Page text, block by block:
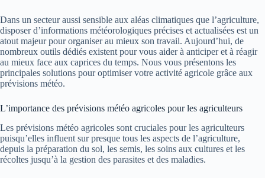
Dans un secteur aussi sensible aux aléas climatiques que l’agriculture,
disposer d’informations météorologiques précises et actualisées est un
atout majeur pour organiser au mieux son travail. Aujourd’hui, de
nombreux outils dédiés existent pour vous aider à anticiper et à réagir
au mieux face aux caprices du temps. Nous vous présentons les
principales solutions pour optimiser votre activité agricole grâce aux
prévisions météo.
L’importance des prévisions météo agricoles pour les agriculteurs
Les prévisions météo agricoles sont cruciales pour les agriculteurs
puisqu’elles influent sur presque tous les aspects de l’agriculture,
depuis la préparation du sol, les semis, les soins aux cultures et les
récoltes jusqu’à la gestion des parasites et des maladies.